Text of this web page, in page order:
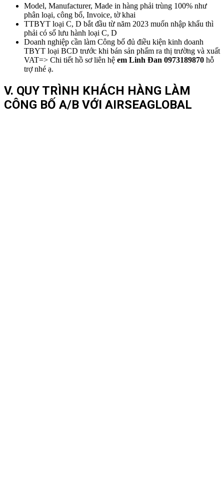
Model, Manufacturer, Made in hàng phải trùng 100% như
phân loại, công bố, Invoice, tờ khai
TTBYT loại C, D bắt đầu từ năm 2023 muốn nhập khẩu thì
phải có số lưu hành loại C, D
Doanh nghiệp cần làm Công bố đủ điều kiện kinh doanh
TBYT loại BCD trước khi bán sản phẩm ra thị trường và xuất
VAT=> Chi tiết hồ sơ liên hệ em Linh Đan 0973189870 hỗ
trợ nhé ạ.
V. QUY TRÌNH KHÁCH HÀNG LÀM
CÔNG BỐ A/B VỚI AIRSEAGLOBAL